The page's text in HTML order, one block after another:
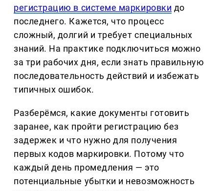
регистрацию в системе маркировки до
последнего. Кажется, что процесс
сложный, долгий и требует специальных
знаний. На практике подключиться можно
за три рабочих дня, если знать правильную
последовательность действий и избежать
типичных ошибок.
Разберёмся, какие документы готовить
заранее, как пройти регистрацию без
задержек и что нужно для получения
первых кодов маркировки. Потому что
каждый день промедления — это
потенциальные убытки и невозможность